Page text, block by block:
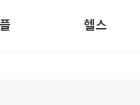
헬스